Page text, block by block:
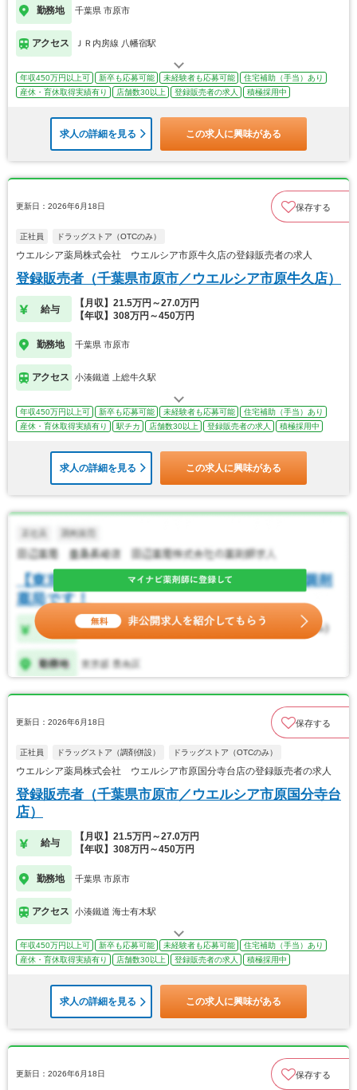
勤務地 千葉県 市原市
アクセス ＪＲ内房線 八幡宿駅
年収450万円以上可 新卒も応募可能 未経験者も応募可能
住宅補助（手当）あり
産休・育休取得実績有り
店舗数30以上 登録販売者の求人 積極採用中
求人の詳細を見る この求人に興味がある
更新日：2026年6月18日 保存する
正社員 ドラッグストア（OTCのみ）
ウエルシア薬局株式会社 ウエルシア市原牛久店の登録販売者の求人
登録販売者（千葉県市原市／ウエルシア市原牛久店）
給与
【月収】21.5万円～27.0万円
【年収】308万円～450万円
勤務地 千葉県 市原市
アクセス 小湊鐵道 上総牛久駅
年収450万円以上可 新卒も応募可能 未経験者も応募可能
住宅補助（手当）あり
産休・育休取得実績有り
駅チカ 店舗数30以上 登録販売者の求人 積極採用中
求人の詳細を見る この求人に興味がある
更新日：2026年6月18日 保存する
正社員 ドラッグストア（調剤併設） ドラッグストア（OTCのみ）
ウエルシア薬局株式会社 ウエルシア市原国分寺台店の登録販売者の求人
登録販売者（千葉県市原市／ウエルシア市原国分寺台
店）
給与
【月収】21.5万円～27.0万円
【年収】308万円～450万円
勤務地 千葉県 市原市
アクセス 小湊鐵道 海士有木駅
年収450万円以上可 新卒も応募可能 未経験者も応募可能
住宅補助（手当）あり
産休・育休取得実績有り
店舗数30以上 登録販売者の求人 積極採用中
求人の詳細を見る この求人に興味がある
更新日：2026年6月18日 保存する